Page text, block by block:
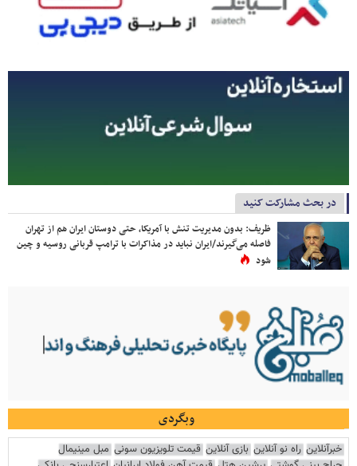
در بحث مشارکت کنید
ظریف: بدون مدیریت تنش با آمریکا، حتی دوستان ایران هم از تهران
فاصله می‌گیرند/ایران نباید در مذاکرات با ترامپ قربانی روسیه و چین
شود
وبگردی
خبرآنلاین راه نو آنلاین بازی آنلاین قیمت تلویزیون سونی مبل مینیمال